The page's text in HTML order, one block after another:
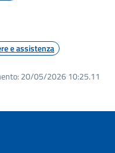
e assistenza
20/05/2026 10:25.11